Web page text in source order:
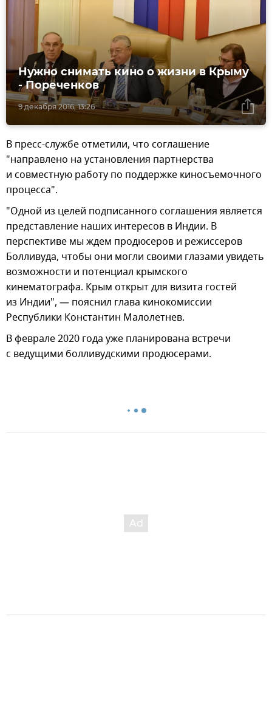
9 декабря 2016, 13:26
Нужно снимать кино о жизни в Крыму
- Пореченков
В пресс-службе отметили, что соглашение
"направлено на установления партнерства
и совместную работу по поддержке киносъемочного
процесса".
"Одной из целей подписанного соглашения является
представление наших интересов в Индии. В
перспективе мы ждем продюсеров и режиссеров
Болливуда, чтобы они могли своими глазами увидеть
возможности и потенциал крымского
кинематографа. Крым открыт для визита гостей
из Индии", — пояснил глава кинокомиссии
Республики Константин Малолетнев.
В феврале 2020 года уже планирована встречи
с ведущими болливудскими продюсерами.